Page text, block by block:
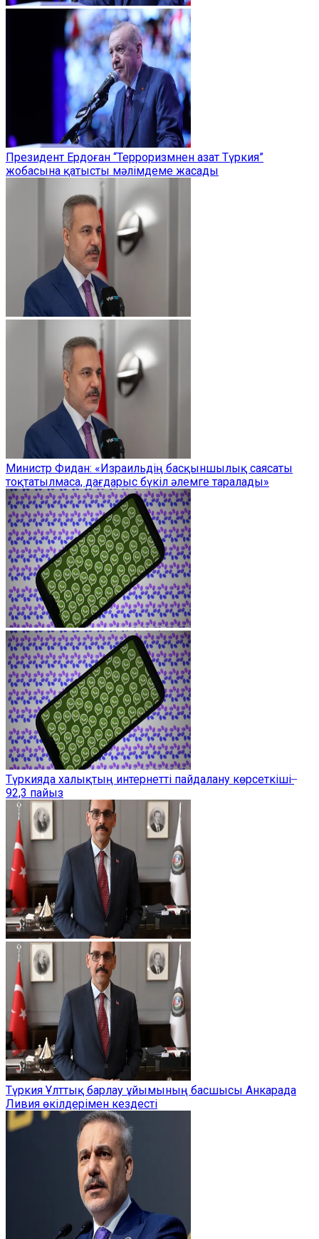
Президент Ердоған “Терроризмнен азат Түркия”
жобасына қатысты мәлімдеме жасады
Министр Фидан: «Израильдің басқыншылық саясаты
тоқтатылмаса, дағдарыс бүкіл әлемге таралады»
Түркияда халықтың интернетті пайдалану көрсеткіші ̶
92,3 пайыз
Түркия Ұлттық барлау ұйымының басшысы Анкарада
Ливия өкілдерімен кездесті